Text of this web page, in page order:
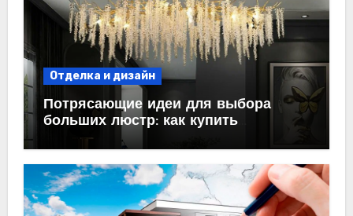
Отделка и дизайн
Потрясающие идеи для выбора
больших люстр: как купить
идеальный светильник